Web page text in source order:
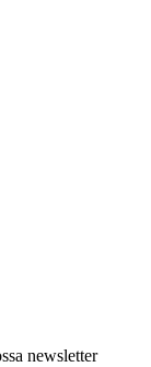
newsletter